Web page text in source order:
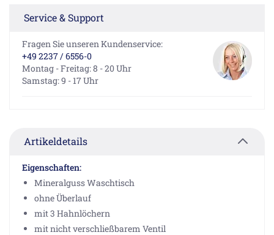
Service & Support
Fragen Sie unseren Kundenservice:
+49 2237 / 6556-0
Montag - Freitag: 8 - 20 Uhr
Samstag: 9 - 17 Uhr
Artikeldetails
Eigenschaften:
Mineralguss Waschtisch
ohne Überlauf
mit 3 Hahnlöchern
mit nicht verschließbarem Ventil